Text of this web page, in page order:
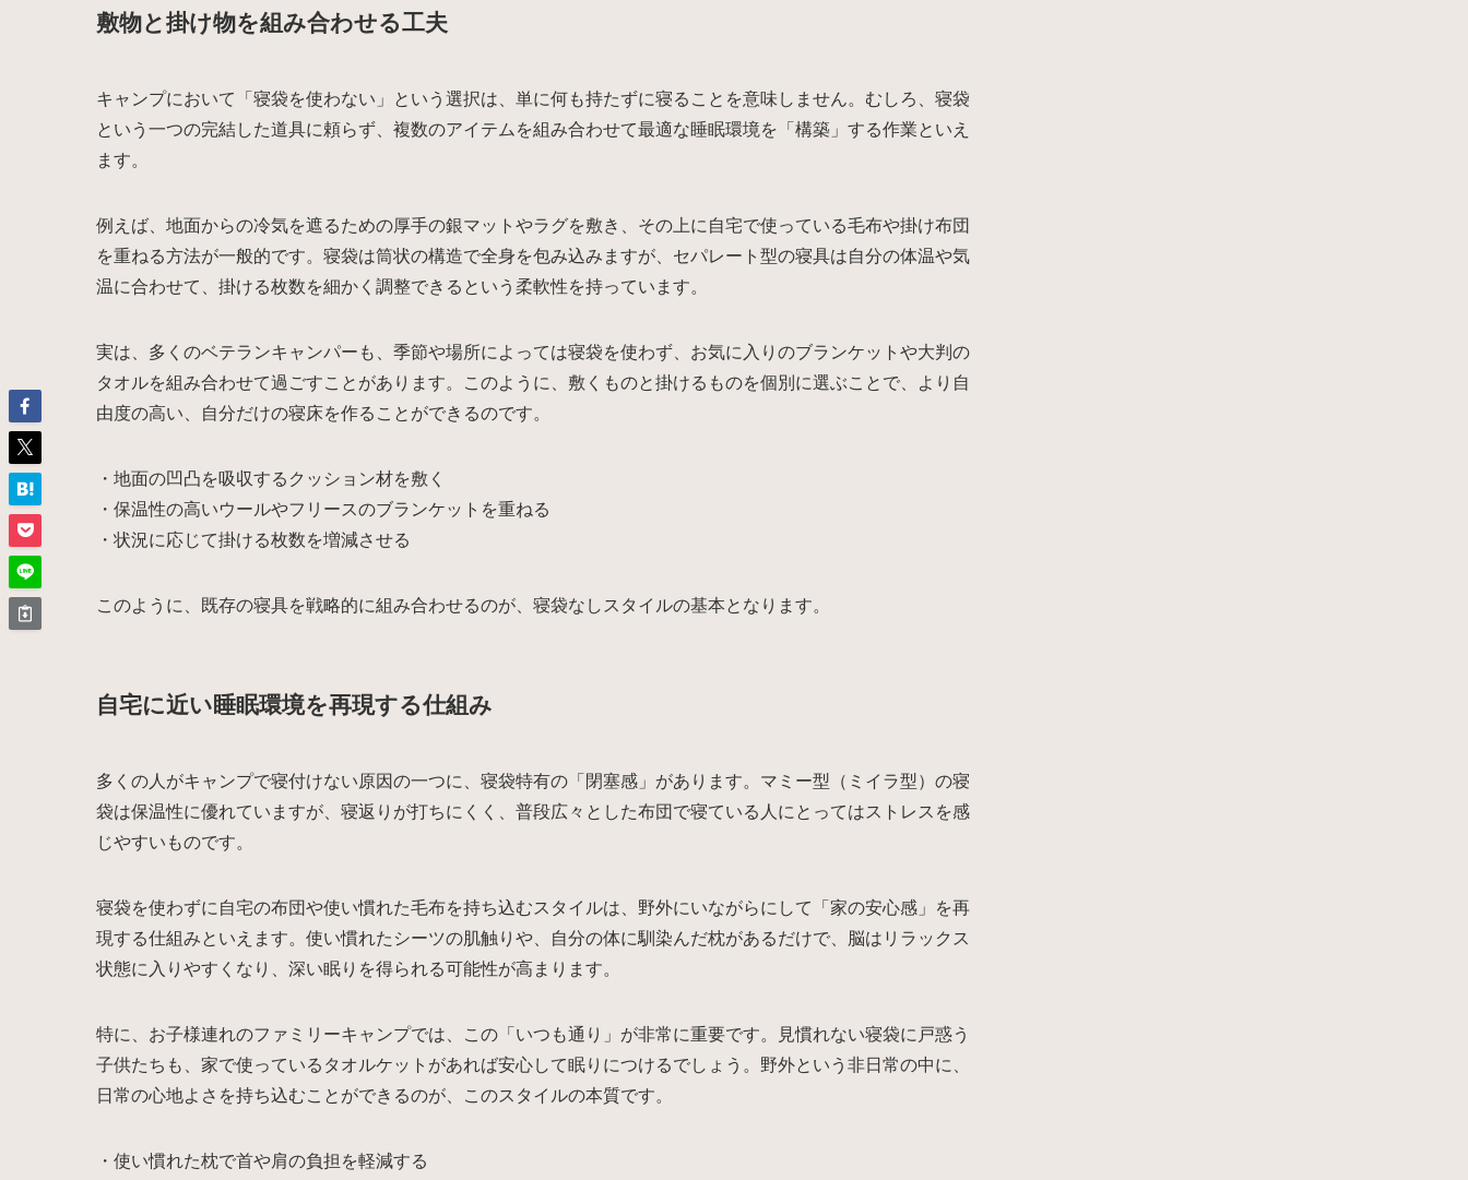
敷物と掛け物を組み合わせる工夫
キャンプにおいて「寝袋を使わない」という選択は、単に何も持たずに寝ることを意味しません。むしろ、寝袋
という一つの完結した道具に頼らず、複数のアイテムを組み合わせて最適な睡眠環境を「構築」する作業といえ
ます。
例えば、地面からの冷気を遮るための厚手の銀マットやラグを敷き、その上に自宅で使っている毛布や掛け布団
を重ねる方法が一般的です。寝袋は筒状の構造で全身を包み込みますが、セパレート型の寝具は自分の体温や気
温に合わせて、掛ける枚数を細かく調整できるという柔軟性を持っています。
実は、多くのベテランキャンパーも、季節や場所によっては寝袋を使わず、お気に入りのブランケットや大判の
タオルを組み合わせて過ごすことがあります。このように、敷くものと掛けるものを個別に選ぶことで、より自
由度の高い、自分だけの寝床を作ることができるのです。
・地面の凹凸を吸収するクッション材を敷く
・保温性の高いウールやフリースのブランケットを重ねる
・状況に応じて掛ける枚数を増減させる
このように、既存の寝具を戦略的に組み合わせるのが、寝袋なしスタイルの基本となります。
自宅に近い睡眠環境を再現する仕組み
多くの人がキャンプで寝付けない原因の一つに、寝袋特有の「閉塞感」があります。マミー型（ミイラ型）の寝
袋は保温性に優れていますが、寝返りが打ちにくく、普段広々とした布団で寝ている人にとってはストレスを感
じやすいものです。
寝袋を使わずに自宅の布団や使い慣れた毛布を持ち込むスタイルは、野外にいながらにして「家の安心感」を再
現する仕組みといえます。使い慣れたシーツの肌触りや、自分の体に馴染んだ枕があるだけで、脳はリラックス
状態に入りやすくなり、深い眠りを得られる可能性が高まります。
特に、お子様連れのファミリーキャンプでは、この「いつも通り」が非常に重要です。見慣れない寝袋に戸惑う
子供たちも、家で使っているタオルケットがあれば安心して眠りにつけるでしょう。野外という非日常の中に、
日常の心地よさを持ち込むことができるのが、このスタイルの本質です。
・使い慣れた枕で首や肩の負担を軽減する